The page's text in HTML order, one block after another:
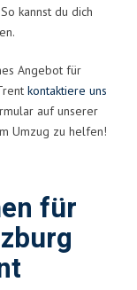
kannst du dich
Angebot für
kontaktiere uns
auf unserer
Umzug zu helfen!
für